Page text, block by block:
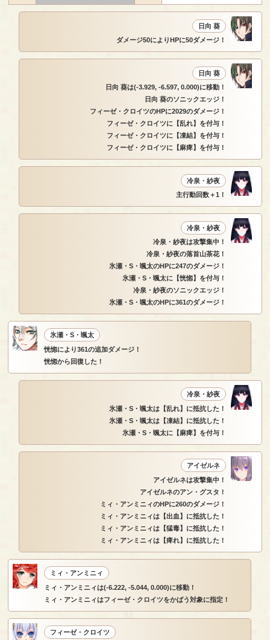
日向 葵
ダメージ50によりHPに50ダメージ！
日向 葵
日向 葵は(-3.929, -6.597, 0.000)に移動！
日向 葵のソニックエッジ！
フィーゼ・クロイツのHPに2029のダメージ！
フィーゼ・クロイツに【乱れ】を付与！
フィーゼ・クロイツに【凍結】を付与！
フィーゼ・クロイツに【麻痺】を付与！
冷泉・紗夜
主行動回数＋1！
冷泉・紗夜
冷泉・紗夜は攻撃集中！
冷泉・紗夜の落首山茶花！
氷瀬・S・颯太のHPに247のダメージ！
氷瀬・S・颯太に【恍惚】を付与！
冷泉・紗夜のソニックエッジ！
氷瀬・S・颯太のHPに361のダメージ！
氷瀬・S・颯太
恍惚により361の追加ダメージ！
恍惚から回復した！
冷泉・紗夜
氷瀬・S・颯太は【乱れ】に抵抗した！
氷瀬・S・颯太は【凍結】に抵抗した！
氷瀬・S・颯太に【麻痺】を付与！
アイゼルネ
アイゼルネは攻撃集中！
アイゼルネのアン・グスタ！
ミィ・アンミニィのHPに260のダメージ！
ミィ・アンミニィは【出血】に抵抗した！
ミィ・アンミニィは【猛毒】に抵抗した！
ミィ・アンミニィは【痺れ】に抵抗した！
ミィ・アンミニィ
ミィ・アンミニィは(-6.222, -5.044, 0.000)に移動！
ミィ・アンミニィはフィーゼ・クロイツをかばう対象に指定！
フィーゼ・クロイツ